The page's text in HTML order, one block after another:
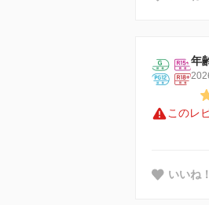
年
このレ
いいね！